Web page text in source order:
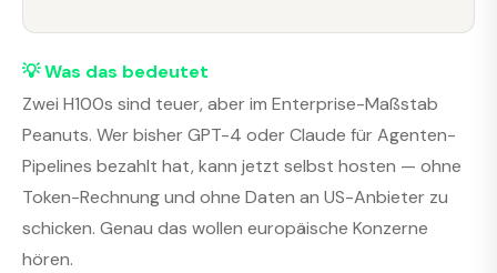
💡 Was das bedeutet
Zwei H100s sind teuer, aber im Enterprise-Maßstab
Peanuts. Wer bisher GPT-4 oder Claude für Agenten-
Pipelines bezahlt hat, kann jetzt selbst hosten — ohne
Token-Rechnung und ohne Daten an US-Anbieter zu
schicken. Genau das wollen europäische Konzerne
hören.